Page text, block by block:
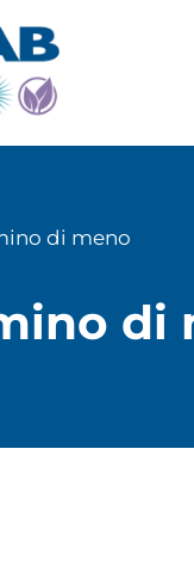
di meno
di